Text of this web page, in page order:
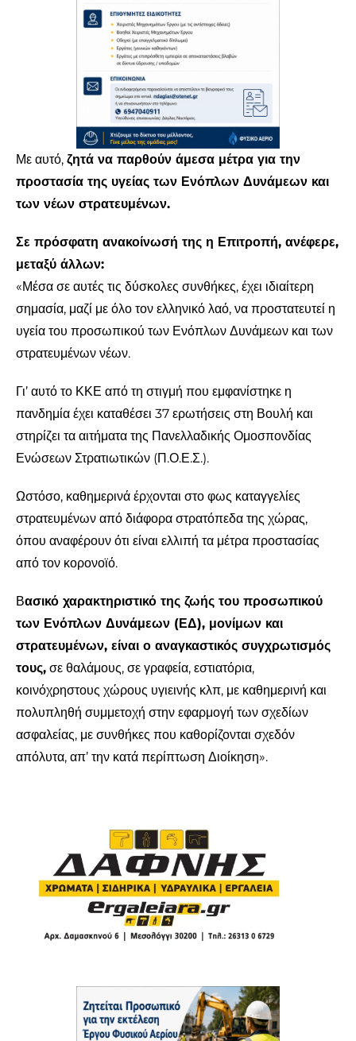
Με αυτό, ζητά να παρθούν άμεσα μέτρα για την
προστασία της υγείας των Ενόπλων Δυνάμεων και
των νέων στρατευμένων.
Σε πρόσφατη ανακοίνωσή της η Επιτροπή, ανέφερε,
μεταξύ άλλων:
«Μέσα σε αυτές τις δύσκολες συνθήκες, έχει ιδιαίτερη
σημασία, μαζί με όλο τον ελληνικό λαό, να προστατευτεί η
υγεία του προσωπικού των Ενόπλων Δυνάμεων και των
στρατευμένων νέων.
Γι’ αυτό το ΚΚΕ από τη στιγμή που εμφανίστηκε η
πανδημία έχει καταθέσει 37 ερωτήσεις στη Βουλή και
στηρίζει τα αιτήματα της Πανελλαδικής Ομοσπονδίας
Ενώσεων Στρατιωτικών (Π.Ο.Ε.Σ.).
Ωστόσο, καθημερινά έρχονται στο φως καταγγελίες
στρατευμένων από διάφορα στρατόπεδα της χώρας,
όπου αναφέρουν ότι είναι ελλιπή τα μέτρα προστασίας
από τον κορονοϊό.
Βασικό χαρακτηριστικό της ζωής του προσωπικού
των Ενόπλων Δυνάμεων (ΕΔ), μονίμων και
στρατευμένων, είναι ο αναγκαστικός συγχρωτισμός
τους, σε θαλάμους, σε γραφεία, εστιατόρια,
κοινόχρηστους χώρους υγιεινής κλπ, με καθημερινή και
πολυπληθή συμμετοχή στην εφαρμογή των σχεδίων
ασφαλείας, με συνθήκες που καθορίζονται σχεδόν
απόλυτα, απ’ την κατά περίπτωση Διοίκηση».